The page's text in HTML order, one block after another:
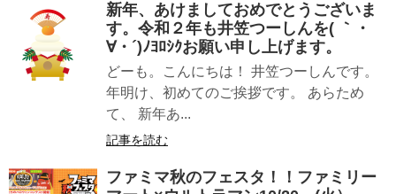
新年、あけましておめでとうございま
す。令和２年も井笠つーしんを( ｀・
∀・´)ﾉﾖﾛｼｸお願い申し上げます。
どーも。こんにちは！ 井笠つーしんです。
年明け、初めてのご挨拶です。 あらため
て、 新年あ...
記事を読む
ファミマ秋のフェスタ！！ファミリー